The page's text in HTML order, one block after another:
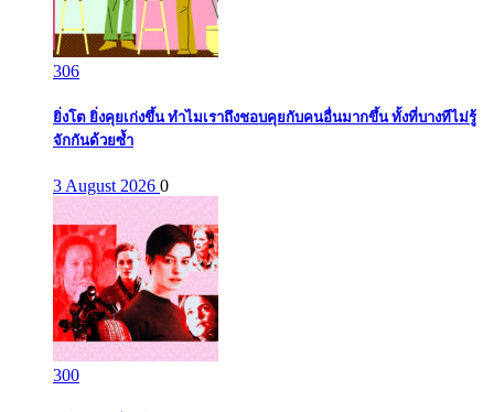
306
ยิ่งโต ยิ่งคุยเก่งขึ้น ทำไมเราถึงชอบคุยกับคนอื่นมากขึ้น ทั้งที่บางทีไม่รู้
จักกันด้วยซ้ำ
3 August 2026 0
300